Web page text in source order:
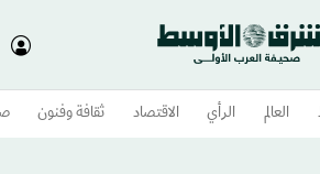
العالم الرأي الاقتصاد ثقافة وفنون